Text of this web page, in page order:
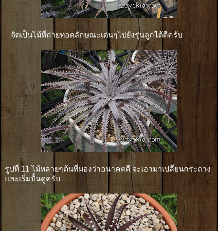
จัดเป็นไม้ที่ถ่ายทอดลักษณะเด่นๆไปยังรุ่นลูกได้ดีครับ
รูปที่ 11 ไม้หลายๆต้นที่มองว่าอนาคตดี จะเอามาเปลี่ยนกระถาง
และเริ่มปั้นดูครับ